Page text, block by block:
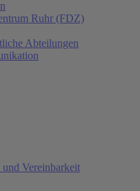
Ruhr (FDZ)
Abteilungen
Vereinbarkeit